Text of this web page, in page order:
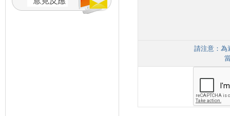
請注意：為